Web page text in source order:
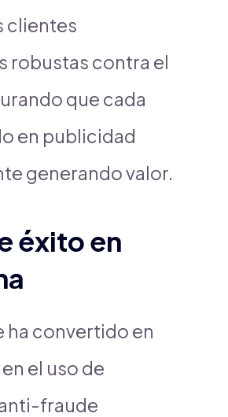
clientes
robustas contra el
que cada
en publicidad
generando valor.
éxito en
ha convertido en
el uso de
fraude